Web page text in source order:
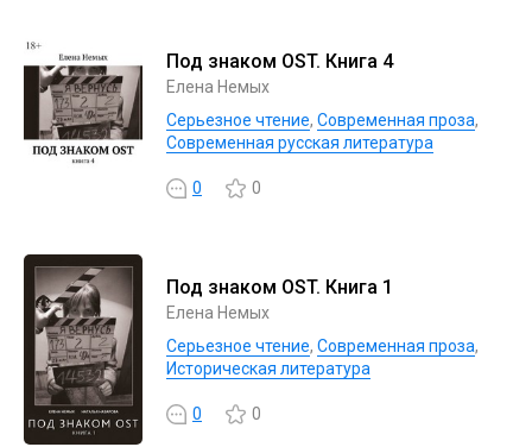
Под знаком OST. Книга 4
Елена Немых
Серьезное чтение, Современная проза,
Современная русская литература
0 0
Под знаком OST. Книга 1
Елена Немых
Серьезное чтение, Современная проза,
Историческая литература
0 0